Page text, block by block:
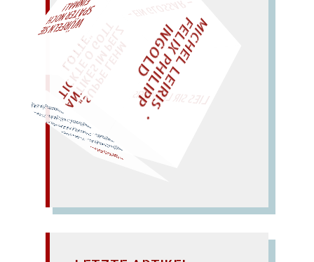
„
S
U
P
P
E
L
E
H
M
A
N
T
I
K
E
S
I
M
P
E
L
T
I
C
K
T
E
O
G
O
T
L
O
T
T
E
"
SPIEGEL
geile Spiele! – Geh, spei
Pille! – Siegel und Pegel. –
Peilen: leg Seile! – Gib
Siege, sei gelb! M
I
C
H
E
L
L
E
I
R
I
S
・
F
E
L
I
X
P
H
I
L
I
P
P
I
N
G
O
L
D LIES SIR LEIRIS LEIS
AL!